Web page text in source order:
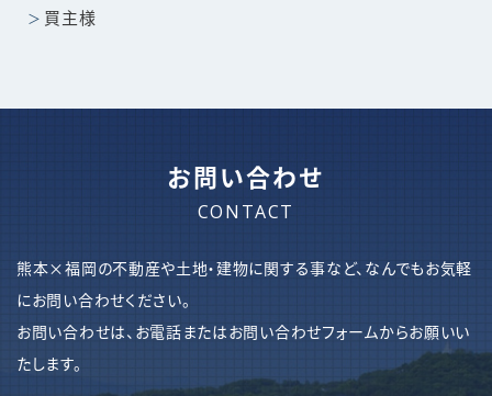
買主様
お問い合わせ
CONTACT
熊本×福岡の不動産や土地・建物に関する事など、なんでもお気軽
にお問い合わせください。
お問い合わせは、お電話またはお問い合わせフォームからお願いい
たします。